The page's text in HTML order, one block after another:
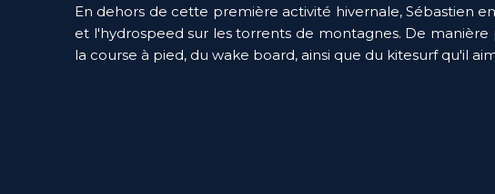
En dehors de cette première activité hivernale, Sébastien
et l'hydrospeed sur les torrents de montagnes. De
la course à pied, du wake board, ainsi que du kitesurf qu'il